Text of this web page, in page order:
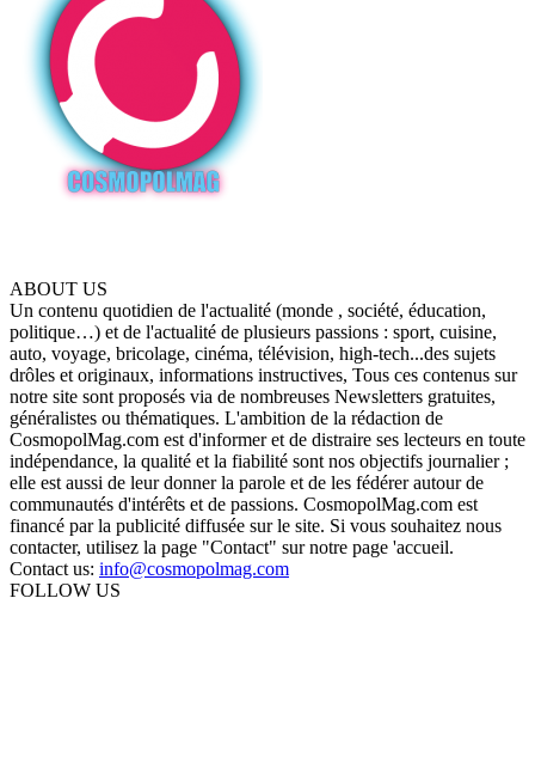
ABOUT US
Un contenu quotidien de l'actualité (monde , société, éducation,
politique…) et de l'actualité de plusieurs passions : sport, cuisine,
auto, voyage, bricolage, cinéma, télévision, high-tech...des sujets
drôles et originaux, informations instructives, Tous ces contenus sur
notre site sont proposés via de nombreuses Newsletters gratuites,
généralistes ou thématiques. L'ambition de la rédaction de
CosmopolMag.com est d'informer et de distraire ses lecteurs en toute
indépendance, la qualité et la fiabilité sont nos objectifs journalier ;
elle est aussi de leur donner la parole et de les fédérer autour de
communautés d'intérêts et de passions. CosmopolMag.com est
financé par la publicité diffusée sur le site. Si vous souhaitez nous
contacter, utilisez la page "Contact" sur notre page 'accueil.
Contact us: info@cosmopolmag.com
FOLLOW US